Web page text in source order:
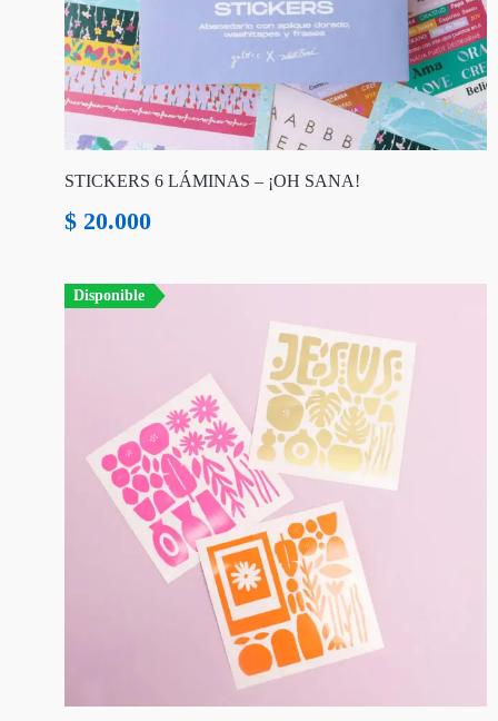
STICKERS 6 LÁMINAS – ¡OH SANA!
$ 20.000
Disponible